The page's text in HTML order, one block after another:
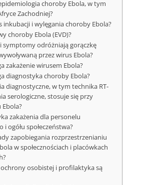
choroby Ebola, w tym
Zachodniej?
inkubacji i wylęgania choroby Ebola?
choroby Ebola (EVD)?
symptomy odróżniają gorączkę
przez wirus Ebola?
zakażenie wirusem Ebola?
diagnostyka choroby Ebola?
diagnostyczne, w tym technika RT-
serologiczne, stosuje się przy
zakażenia dla personelu
i ogółu społeczeństwa?
zapobiegania rozprzestrzenianiu
w społecznościach i placówkach
ochrony osobistej i profilaktyka są